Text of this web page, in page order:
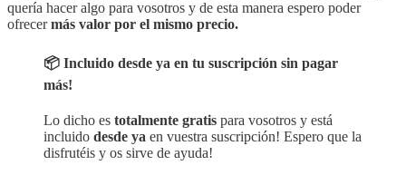
quería hacer algo para vosotros y de esta manera espero poder
ofrecermás valor por el mismo precio.
📦 Incluido desde ya en tu suscripción sin pagar
más!
Lo dicho es totalmente gratis para vosotros y está
incluido desde ya en vuestra suscripción! Espero que la
disfrutéis y os sirve de ayuda!